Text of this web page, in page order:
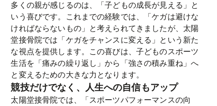
多くの親が感じるのは、「子どもの成長が見える」と
いう喜びです。これまでの経験では、「ケガは避けな
ければならないもの」と考えられてきましたが、太陽
堂接骨院では「ケガをチャンスに変える」という新た
な視点を提供します。この喜びは、子どものスポーツ
生活を「痛みの繰り返し」から「強さの積み重ね」へ
と変えるための大きな力となります。
競技だけでなく、人生への自信もアップ
太陽堂接骨院では、「スポーツパフォーマンスの向